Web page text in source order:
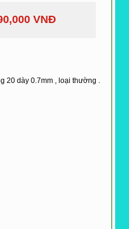
VNĐ
20 dày 0.7mm , loại thường .